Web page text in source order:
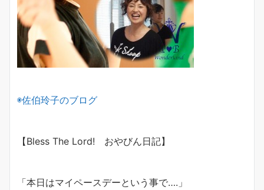
◉佐伯玲子のブログ
【Bless The Lord! おやびん日記】
「本日はマイペースデーという事で….」